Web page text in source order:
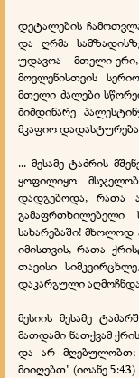
დეტალების
და ღრმა
უდავოა - მთელი
მოვლენისთვის
მთელი ძალები
მიმდინარე
მკაფიო
... მესამე ტაძრის
ყოფილიყო
დადგებოდა, რათა
გამაფრთხილებელი
სახარებაში!
იმისთვის, რათა
თავისი
დაკარგული
მესიის მესამე
მათდამი ნათქვამ
და არ მღებულობთ;
მიიღებთ" (იოანე 5:43)